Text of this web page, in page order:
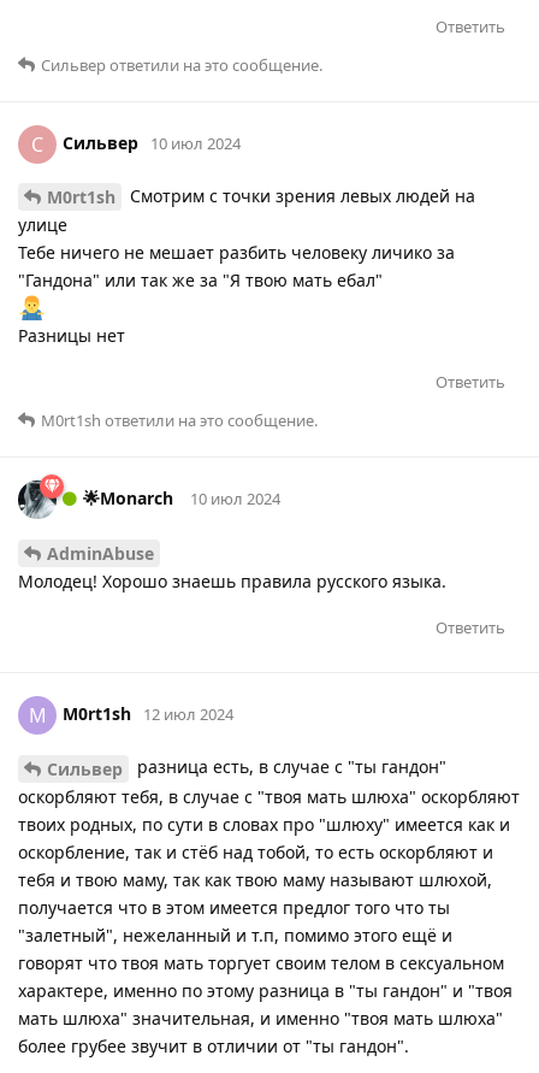
Ответить
Сильверответили на это сообщение.
С Сильвер 10 июл 2024
M0rt1sh
Смотрим с точки зрения левых людей на
улице
Тебе ничего не мешает разбить человеку личико за
"Гандона" или так же за "Я твою мать ебал"
Разницы нет
Ответить
M0rt1sh ответили на это сообщение.
🌟Monarch 10 июл 2024
AdminAbuse
Молодец! Хорошо знаешь правила русского языка.
Ответить
M M0rt1sh 12 июл 2024
Сильвер
разница есть, в случае с "ты гандон"
оскорбляют тебя, в случае с "твоя мать шлюха" оскорбляют
твоих родных, по сути в словах про "шлюху" имеется как и
оскорбление, так и стёб над тобой, то есть оскорбляют и
тебя и твою маму, так как твою маму называют шлюхой,
получается что в этом имеется предлог того что ты
"залетный", нежеланный и т.п, помимо этого ещё и
говорят что твоя мать торгует своим телом в сексуальном
характере, именно по этому разница в "ты гандон" и "твоя
мать шлюха" значительная, и именно "твоя мать шлюха"
более грубее звучит в отличии от "ты гандон".